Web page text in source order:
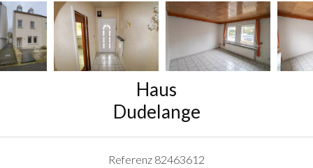
Haus
Dudelange
Referenz 82463612